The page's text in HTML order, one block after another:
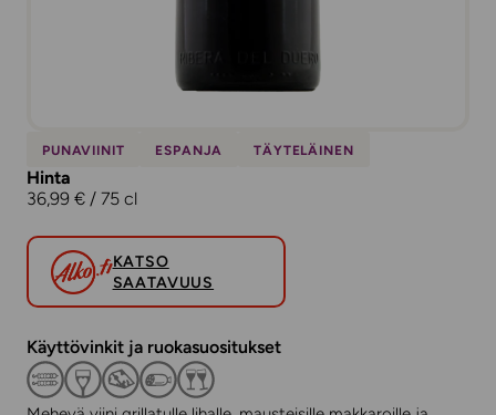
PUNAVIINIT ESPANJA TÄYTELÄINEN
Hinta
36,99 € / 75 cl
KATSO
SAATAVUUS
Käyttövinkit ja ruokasuositukset